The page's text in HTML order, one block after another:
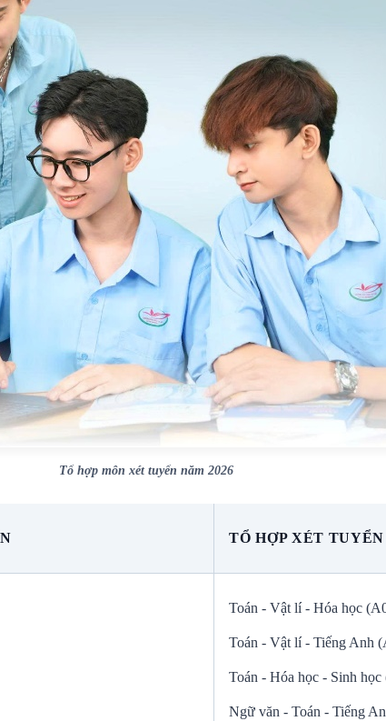
Tổ hợp môn xét tuyển năm 2026
TỔ HỢP XÉT TUYỂN
Toán - Vật lí - Hóa học
Toán - Vật lí - Tiếng Anh
Toán - Hóa học - Sinh học
Ngữ văn - Toán - Tiếng